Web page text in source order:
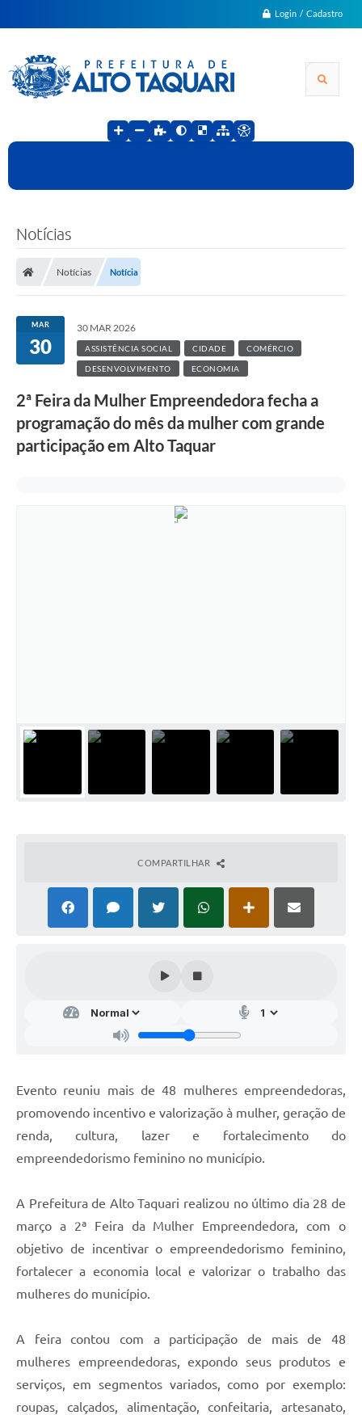
Login / Cadastro
Notícias
Notícias Notícia
MAR
30
30 MAR 2026
ASSISTÊNCIA SOCIAL CIDADE COMÉRCIO
DESENVOLVIMENTO ECONOMIA
2ª Feira da Mulher Empreendedora fecha a
programação do mês da mulher com grande
participação em Alto Taquar
COMPARTILHAR
Evento reuniu mais de 48 mulheres empreendedoras,
promovendo incentivo e valorização à mulher, geração de
renda, cultura, lazer e fortalecimento do
empreendedorismo feminino no município.
A Prefeitura de Alto Taquari realizou no último dia 28 de
março a 2ª Feira da Mulher Empreendedora, com o
objetivo de incentivar o empreendedorismo feminino,
fortalecer a economia local e valorizar o trabalho das
mulheres do município.
A feira contou com a participação de mais de 48
mulheres empreendedoras, expondo seus produtos e
serviços, em segmentos variados, como por exemplo:
roupas, calçados, alimentação, confeitaria, artesanato,